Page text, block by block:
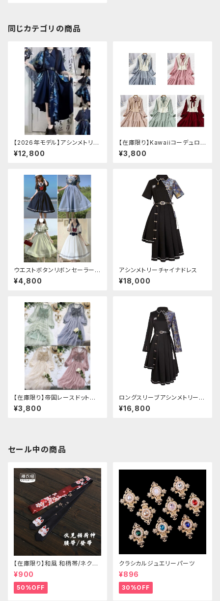
同じカテゴリの商品
【2026年モデル】アシンメトリー
チャイナ改良ドレス
¥12,800
【在庫限り】Kawaiiコーデュロイ
ニットワンピースセットアップ
¥3,800
ウエストボタンリボンセーラーワ
ンピース
¥4,800
アシンメトリーチャイナドレス
¥18,000
【在庫限り】帝国レースドットワ
ンピース
¥3,800
ロングスリーブアシンメトリーチ
ャイナドレス
¥16,800
セール中の商品
【在庫限り】和風 和柄帯/ネクタ
イ/リボン（狐面/金魚
¥900
50%OFF
クラシカルジュエリーパーツ
¥896
30%OFF